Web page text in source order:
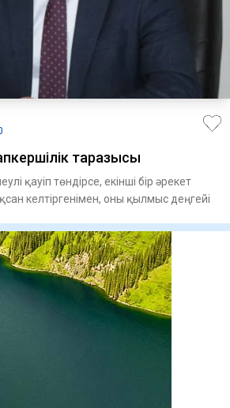
таразысы
қауіп төндірсе, екінші бір әрекет
келтіргенімен, оны қылмыс деңгейі